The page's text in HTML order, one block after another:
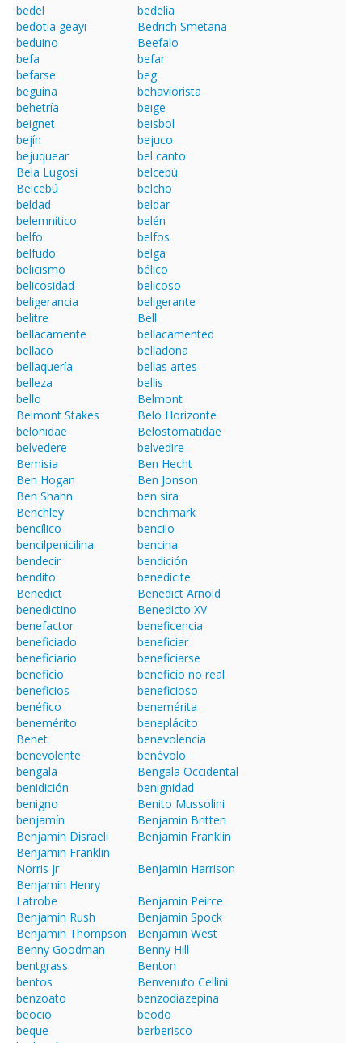
bedel
bedelía
bedotia geayi
Bedrich Smetana
beduino
Beefalo
befa
befar
befarse
beg
beguina
behaviorista
behetría
beige
beignet
beisbol
bejín
bejuco
bejuquear
bel canto
Bela Lugosi
belcebú
Belcebú
belcho
beldad
beldar
belemnítico
belén
belfo
belfos
belfudo
belga
belicismo
bélico
belicosidad
belicoso
beligerancia
beligerante
belitre
Bell
bellacamente
bellacamented
bellaco
belladona
bellaquería
bellas artes
belleza
bellis
bello
Belmont
Belmont Stakes
Belo Horizonte
belonidae
Belostomatidae
belvedere
belvedire
Bemisia
Ben Hecht
Ben Hogan
Ben Jonson
Ben Shahn
ben sira
Benchley
benchmark
bencílico
bencilo
bencilpenicilina
bencina
bendecir
bendición
bendito
benedícite
Benedict
Benedict Arnold
benedictino
Benedicto XV
benefactor
beneficencia
beneficiado
beneficiar
beneficiario
beneficiarse
beneficio
beneficio no real
beneficios
beneficioso
benéfico
benemérita
benemérito
beneplácito
Benet
benevolencia
benevolente
benévolo
bengala
Bengala Occidental
benidición
benignidad
benigno
Benito Mussolini
benjamín
Benjamin Britten
Benjamin Disraeli
Benjamin Franklin
Benjamin Franklin
Norris jr
Benjamin Harrison
Benjamin Henry
Latrobe
Benjamin Peirce
Benjamín Rush
Benjamin Spock
Benjamin Thompson
Benjamin West
Benny Goodman
Benny Hill
bentgrass
Benton
bentos
Benvenuto Cellini
benzoato
benzodiazepina
beocio
beodo
beque
berberisco